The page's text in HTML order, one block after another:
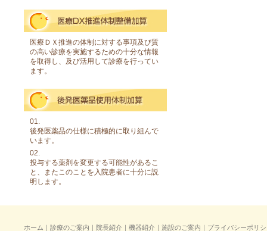
医療ＤＸ推進の体制に対する事項及び質
の高い診療を実施するための十分な情報
を取得し、及び活用して診療を行ってい
ます。
01.
後発医薬品の仕様に積極的に取り組んで
います。
02.
投与する薬剤を変更する可能性があるこ
と、またこのことを入院患者に十分に説
明します。
ホーム ｜ 診療のご案内 ｜ 院長紹介 ｜ 機器紹介 ｜ 施設のご案内 ｜ プライバシーポリ